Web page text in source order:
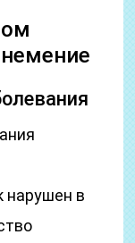
нарушен в